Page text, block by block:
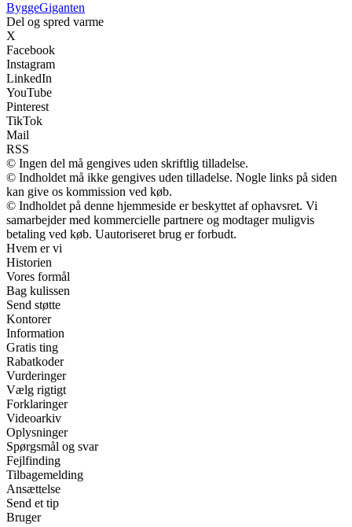
ByggeGiganten
Del og spred varme
X
Facebook
Instagram
LinkedIn
YouTube
Pinterest
TikTok
Mail
RSS
© Ingen del må gengives uden skriftlig tilladelse.
© Indholdet må ikke gengives uden tilladelse. Nogle links på siden
kan give os kommission ved køb.
© Indholdet på denne hjemmeside er beskyttet af ophavsret. Vi
samarbejder med kommercielle partnere og modtager muligvis
betaling ved køb. Uautoriseret brug er forbudt.
Hvem er vi
Historien
Vores formål
Bag kulissen
Send støtte
Kontorer
Information
Gratis ting
Rabatkoder
Vurderinger
Vælg rigtigt
Forklaringer
Videoarkiv
Oplysninger
Spørgsmål og svar
Fejlfinding
Tilbagemelding
Ansættelse
Send et tip
Bruger